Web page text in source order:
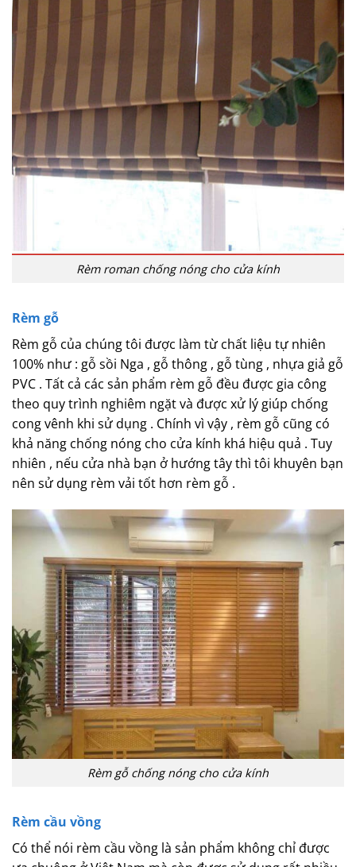
Rèm roman chống nóng cho cửa kính
Rèm gỗ
Rèm gỗ của chúng tôi được làm từ chất liệu tự nhiên
100% như : gỗ sồi Nga , gỗ thông , gỗ tùng , nhựa giả gỗ
PVC . Tất cả các sản phẩm rèm gỗ đều được gia công
theo quy trình nghiêm ngặt và được xử lý giúp chống
cong vênh khi sử dụng . Chính vì vậy , rèm gỗ cũng có
khả năng chống nóng cho cửa kính khá hiệu quả . Tuy
nhiên , nếu cửa nhà bạn ở hướng tây thì tôi khuyên bạn
nên sử dụng rèm vải tốt hơn rèm gỗ .
Rèm gỗ chống nóng cho cửa kính
Rèm cầu vồng
Có thể nói rèm cầu vồng là sản phẩm không chỉ được